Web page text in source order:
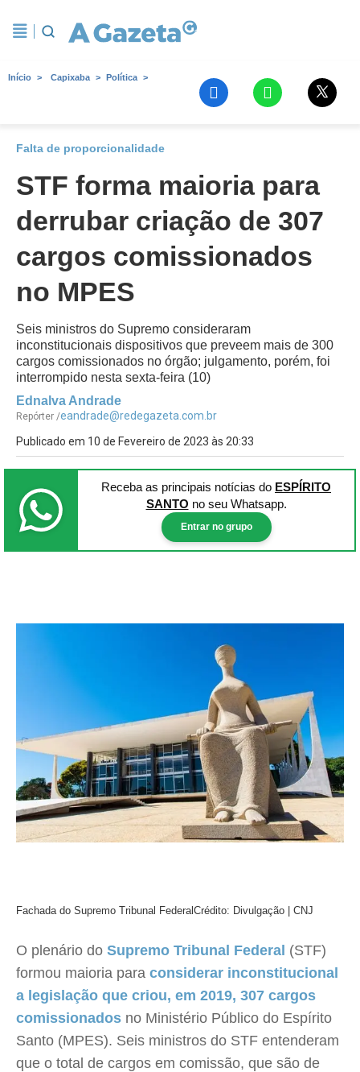
Início Capixaba Política
Falta de proporcionalidade
STF forma maioria para
derrubar criação de 307
cargos comissionados
no MPES
Seis ministros do Supremo consideraram
inconstitucionais dispositivos que preveem mais de 300
cargos comissionados no órgão; julgamento, porém, foi
interrompido nesta sexta-feira (10)
Ednalva Andrade
Repórter /eandrade@redegazeta.com.br
Publicado em 10 de Fevereiro de 2023 às 20:33
Receba as principais notícias do ESPÍRITO
SANTO no seu Whatsapp.
Entrar no grupo
Fachada do Supremo Tribunal FederalCrédito: Divulgação | CNJ
O plenário do Supremo Tribunal Federal (STF)
formou maioria para considerar inconstitucional
a legislação que criou, em 2019, 307 cargos
comissionados no Ministério Público do Espírito
Santo (MPES). Seis ministros do STF entenderam
que o total de cargos em comissão, que são de